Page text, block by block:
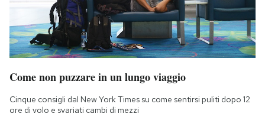
Esci
Come non puzzare in un lungo viaggio
Cinque consigli dal New York Times su come sentirsi puliti dopo 12
ore di volo e svariati cambi di mezzi